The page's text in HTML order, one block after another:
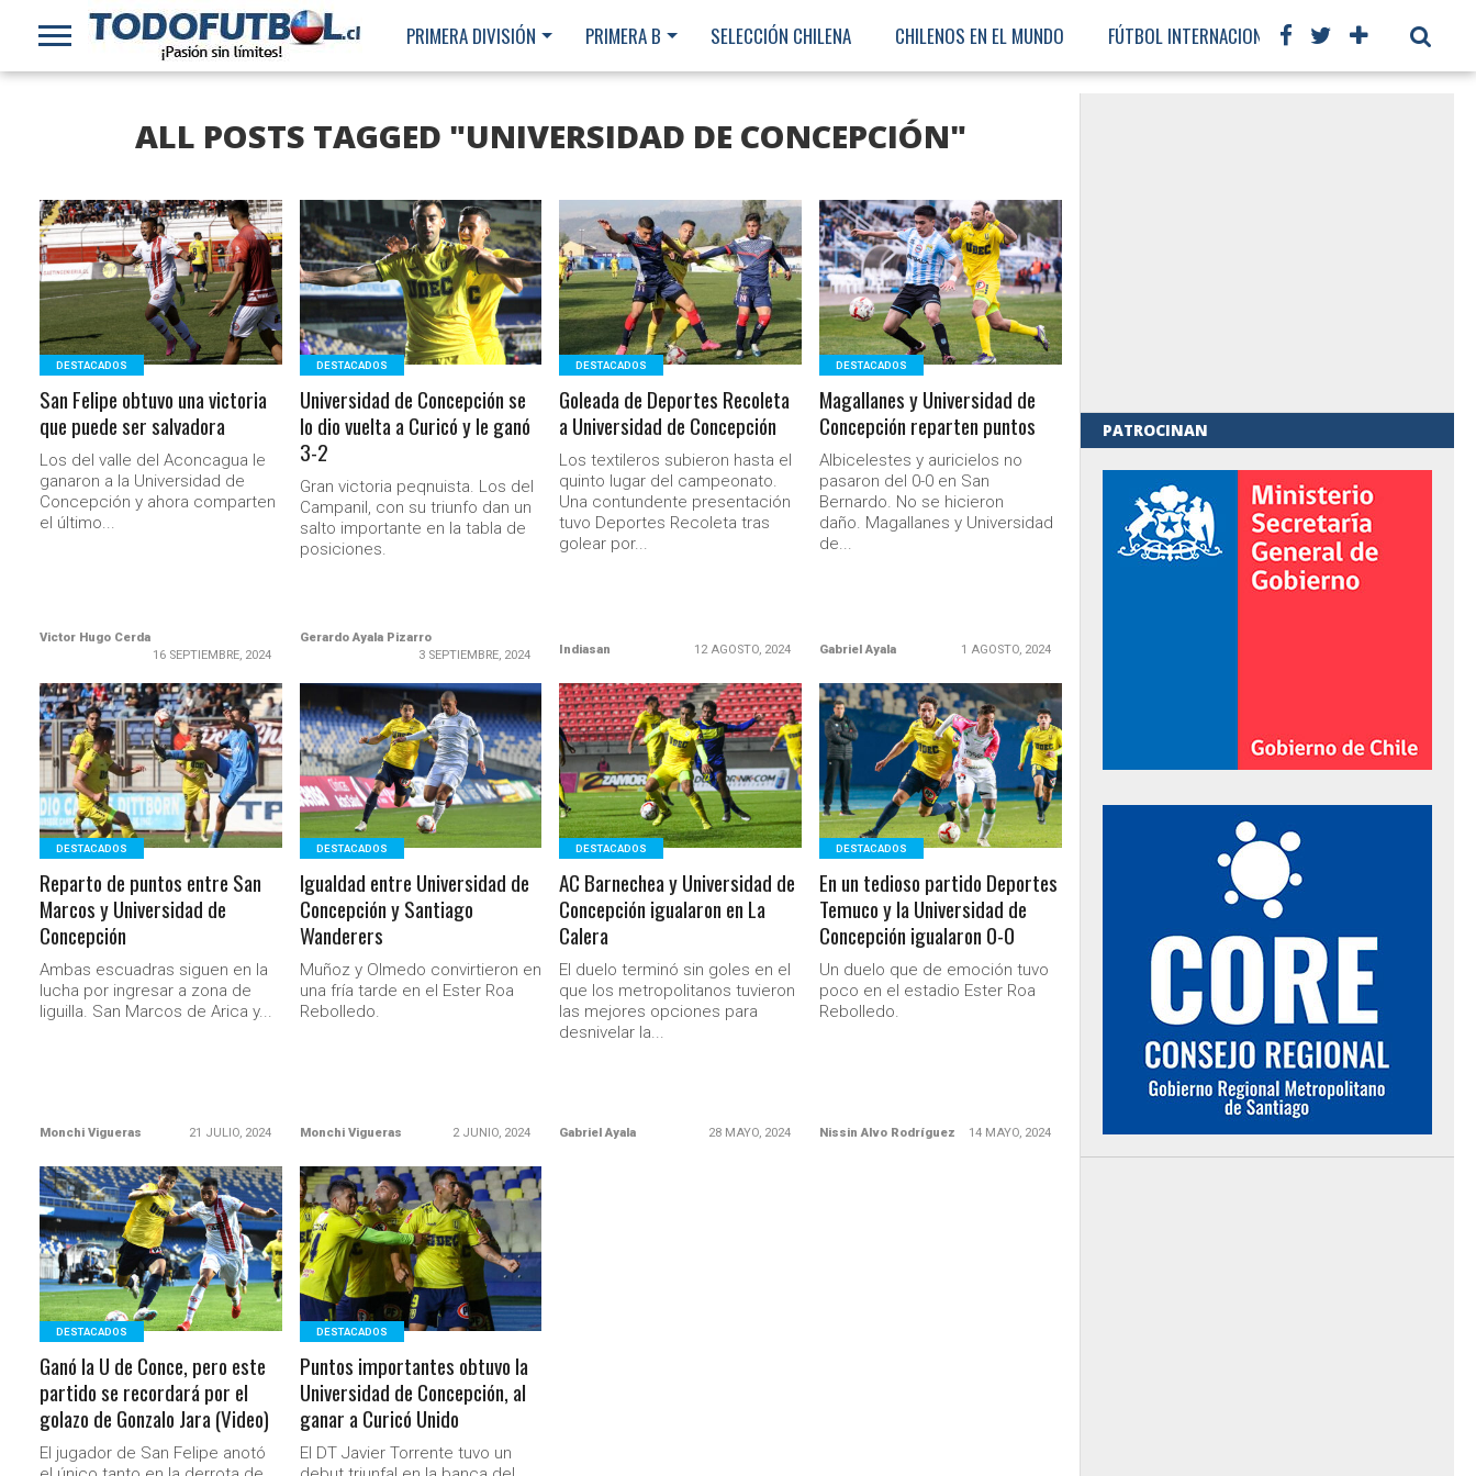
PRIMERA DIVISIÓN PRIMERA B SELECCIÓN CHILENA CHILENOS EN EL MUNDO FÚTBOL INTERNACIONAL
ALL POSTS TAGGED "UNIVERSIDAD DE CONCEPCIÓN"
LEER MÁS
DESTACADOS
San Felipe obtuvo una victoria
que puede ser salvadora
Los del valle del Aconcagua le
ganaron a la Universidad de
Concepción y ahora comparten
el último...
Victor Hugo Cerda
16 SEPTIEMBRE, 2024
LEER MÁS
DESTACADOS
Universidad de Concepción se
lo dio vuelta a Curicó y le ganó
3-2
Gran victoria peqnuista. Los del
Campanil, con su triunfo dan un
salto importante en la tabla de
posiciones.
Gerardo Ayala Pizarro
3 SEPTIEMBRE, 2024
LEER MÁS
DESTACADOS
Goleada de Deportes Recoleta
a Universidad de Concepción
Los textileros subieron hasta el
quinto lugar del campeonato.
Una contundente presentación
tuvo Deportes Recoleta tras
golear por...
Indiasan 12 AGOSTO, 2024
LEER MÁS
DESTACADOS
Magallanes y Universidad de
Concepción reparten puntos
Albicelestes y auricielos no
pasaron del 0-0 en San
Bernardo. No se hicieron
daño. Magallanes y Universidad
de...
Gabriel Ayala 1 AGOSTO, 2024
LEER MÁS
DESTACADOS
Reparto de puntos entre San
Marcos y Universidad de
Concepción
Ambas escuadras siguen en la
lucha por ingresar a zona de
liguilla. San Marcos de Arica y...
Monchi Vigueras 21 JULIO, 2024
LEER MÁS
DESTACADOS
Igualdad entre Universidad de
Concepción y Santiago
Wanderers
Muñoz y Olmedo convirtieron en
una fría tarde en el Ester Roa
Rebolledo.
Monchi Vigueras 2 JUNIO, 2024
LEER MÁS
DESTACADOS
AC Barnechea y Universidad de
Concepción igualaron en La
Calera
El duelo terminó sin goles en el
que los metropolitanos tuvieron
las mejores opciones para
desnivelar la...
Gabriel Ayala 28 MAYO, 2024
LEER MÁS
DESTACADOS
En un tedioso partido Deportes
Temuco y la Universidad de
Concepción igualaron 0-0
Un duelo que de emoción tuvo
poco en el estadio Ester Roa
Rebolledo.
Nissin Alvo Rodríguez 14 MAYO, 2024
LEER MÁS
DESTACADOS
Ganó la U de Conce, pero este
partido se recordará por el
golazo de Gonzalo Jara (Video)
El jugador de San Felipe anotó
LEER MÁS
DESTACADOS
Puntos importantes obtuvo la
Universidad de Concepción, al
ganar a Curicó Unido
El DT Javier Torrente tuvo un
PATROCINAN
Ministerio Secretaría General de Gobierno
Ministerio Secretaría General de Gobierno